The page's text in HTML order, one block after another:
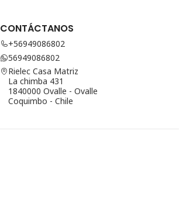
CONTÁCTANOS
+56949086802
56949086802
Rielec Casa Matriz
La chimba 431
1840000 Ovalle - Ovalle
Coquimbo - Chile